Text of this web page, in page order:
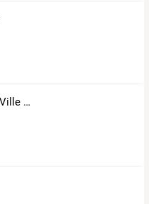
ROLLAND de la Ville Basse et de Kermorin en GOËLO